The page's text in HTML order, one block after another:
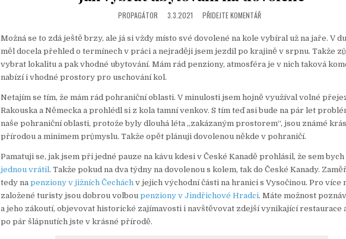
T
E
PROPAGÁTOR 3.3.2021 PŘIDEJTE KOMENTÁŘ
Možná se to zdá ještě brzy, ale já si vždy místo své dovolené na kole vybíral už na jaře. V
měl docela přehled o termínech v práci a nejraději jsem jezdil po krajině v srpnu. Takže
vybrat lokalitu a pak vhodné ubytování. Mám rád penziony, atmosféra je v nich taková
nabízí i vhodné prostory pro uschování kol.
Netajím se tím, že mám rád pohraniční oblasti. V minulosti jsem hojně využíval volné
Rakouska a Německa a prohlédl si z kola tamní venkov. S tím teď asi bude na pár let
naše pohraniční oblasti, protože byly dlouhá léta „zakázaným prostorem“, jsou známé
přírodou a minimem průmyslu. Takže opět plánuji dovolenou někde v pohraničí.
Pamatuji se, jak jsem při jedné pauze na kávu kdesi v České Kanadě prohlásil, že sem
jednou vrátil. Takže pokud na dva týdny na dovolenou s kolem, tak do České Kanady.
tedy napenziony v jižních Čechách v jejich východní části na hranici s Vysočinou. Pro více
založené turisty jsou dobrou volboupenziony v Jindřichové Hradci. Máte možnost
a jeho zákoutí, objevovat historické zajímavosti i navštěvovat zdejší vynikající restaurace
po pár šlápnutích jste v krásné přírodě.